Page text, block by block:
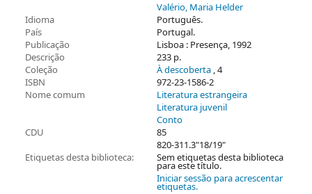
Valério, Maria Helder
Idioma
Português.
País
Portugal.
Publicação
Lisboa : Presença, 1992
Descrição
233 p.
Coleção
À descoberta, 4
ISBN
972-23-1586-2
Nome comum
Literatura estrangeira
Literatura juvenil
Conto
CDU
85
820-311.3"18/19"
Etiquetas desta biblioteca:
Sem etiquetas desta biblioteca
para este título.
Iniciar sessão para acrescentar
etiquetas.